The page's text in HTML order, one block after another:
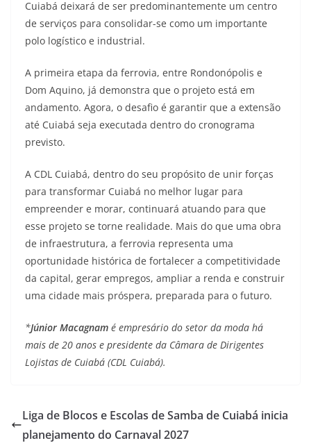
Cuiabá deixará de ser predominantemente um centro
de serviços para consolidar-se como um importante
polo logístico e industrial.
A primeira etapa da ferrovia, entre Rondonópolis e
Dom Aquino, já demonstra que o projeto está em
andamento. Agora, o desafio é garantir que a extensão
até Cuiabá seja executada dentro do cronograma
previsto.
A CDL Cuiabá, dentro do seu propósito de unir forças
para transformar Cuiabá no melhor lugar para
empreender e morar, continuará atuando para que
esse projeto se torne realidade. Mais do que uma obra
de infraestrutura, a ferrovia representa uma
oportunidade histórica de fortalecer a competitividade
da capital, gerar empregos, ampliar a renda e construir
uma cidade mais próspera, preparada para o futuro.
*Júnior Macagnam é empresário do setor da moda há
mais de 20 anos e presidente da Câmara de Dirigentes
Lojistas de Cuiabá (CDL Cuiabá).
Liga de Blocos e Escolas de Samba de Cuiabá inicia
planejamento do Carnaval 2027